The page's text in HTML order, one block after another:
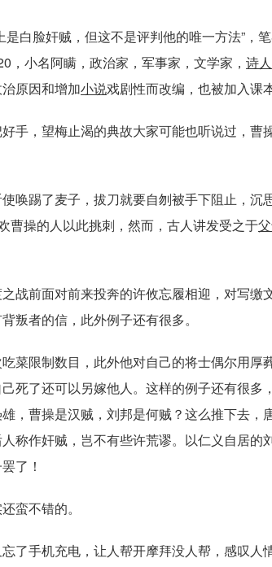
白脸奸贼，但这不是评判他的唯一方法”，
小名阿瞒，政治家，军事家，文学家， 诗人
原因和增加小说戏剧性而改编，也被加入课本
手，望梅止渴的典故大家可能也听说过，曹
唤踢了麦子，拔刀就要自刎被手下阻止，沉
曹操的人以此挑刺，然而，古人讲发受之于
战前面对前来投奔的许攸忘履相迎，对写缴
叛者的信，此外例子还有很多。
菜限制数目，此外他对自己的将士偶尔用厚
死了还可以另嫁他人。这样的例子还有很多
，曹操是汉贼，刘邦是何贼？这么推下去，
称作奸贼，岂不有些许荒谬。以仁义自居的
了！
蛮不错的。
了手机充电，让人帮开摩拜没人帮，感叹人情